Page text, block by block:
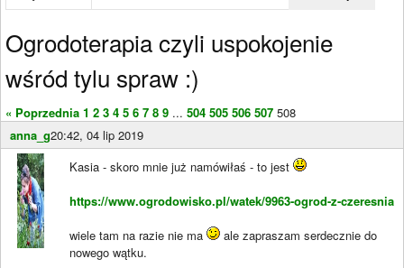
Ogrodoterapia czyli uspokojenie
wśród tylu spraw :)
« Poprzednia 1 2 3 4 5 6 7 8 9 ... 504 505 506 507 508
anna_g20:42, 04 lip 2019
Kasia - skoro mnie już namówiłaś - to jest
https://www.ogrodowisko.pl/watek/9963-ogrod-z-czeresnia
wiele tam na razie nie ma
ale zapraszam serdecznie do
nowego wątku.